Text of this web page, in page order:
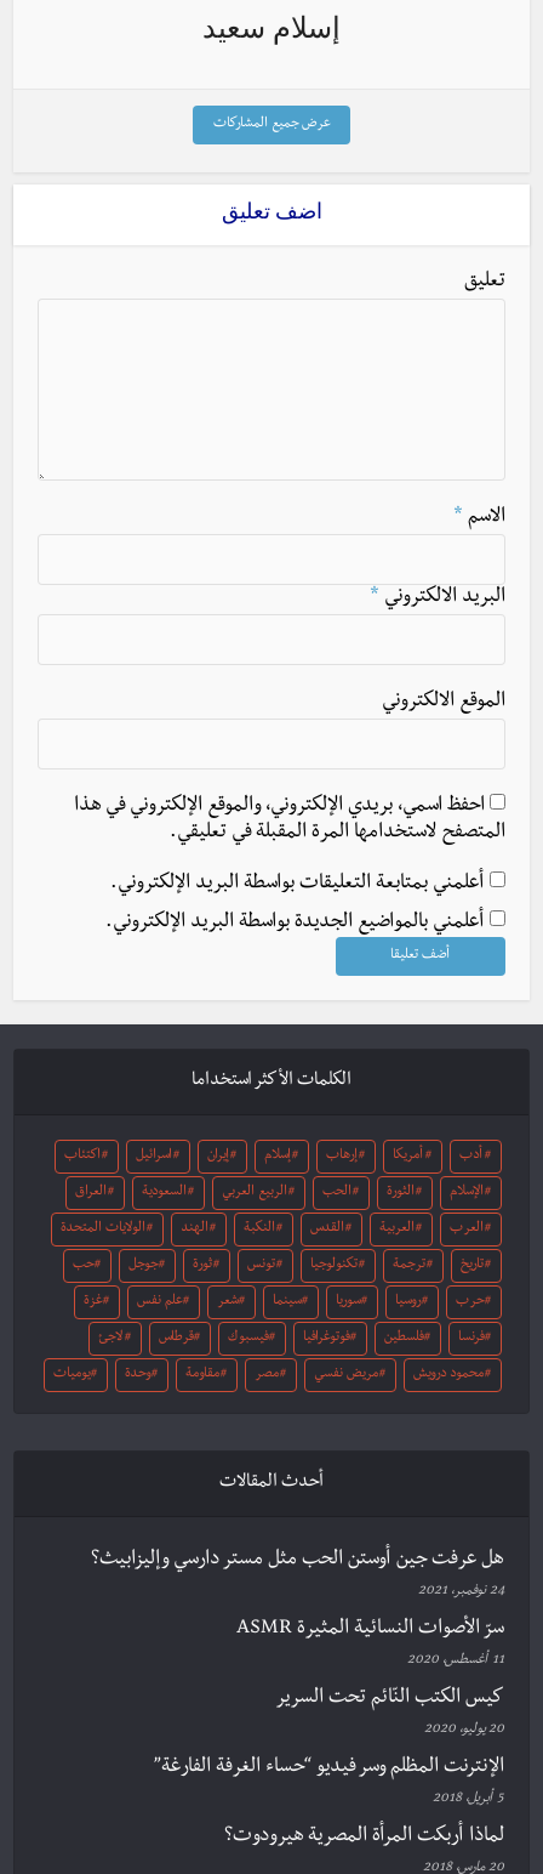
إسلام سعيد
عرض جميع المشاركات
اضف تعليق
تعليق
الاسم *
البريد الالكتروني *
الموقع الالكتروني
احفظ اسمي، بريدي الإلكتروني، والموقع الإلكتروني في هذا
المتصفح لاستخدامها المرة المقبلة في تعليقي.
أعلمني بمتابعة التعليقات بواسطة البريد الإلكتروني.
أعلمني بالمواضيع الجديدة بواسطة البريد الإلكتروني.
الكلمات الأكثر استخداما
أدب أمريكا إرهاب إسلام إيران اسرائيل اكتئاب
الإسلام الثورة الحب الربيع العربي السعودية العراق
العرب العربية القدس النكبة الهند الولايات المتحدة
تاريخ ترجمة تكنولوجيا تونس ثورة جوجل حب
حرب روسيا سوريا سينما شعر علم نفس غزة
فرنسا فلسطين فوتوغرافيا فيسبوك قرطاس لاجئ
محمود درويش مريض نفسي مصر مقاومة وحدة يوميات
أحدث المقالات
هل عرفت جين أوستن الحب مثل مستر دارسي وإليزابيث؟
24 نوفمبر، 2021
سرّ الأصوات النسائية المثيرة ASMR
11 أغسطس، 2020
كيس الكتب النّائم تحت السرير
20 يوليو، 2020
الإنترنت المظلم وسر فيديو “حساء الغرفة الفارغة”
5 أبريل، 2018
لماذا أربكت المرأة المصرية هيرودوت؟
20 مارس، 2018